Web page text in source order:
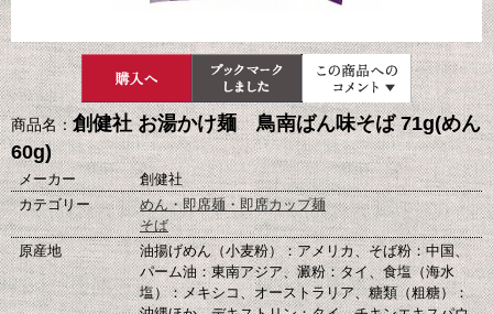
商品名：創健社 お湯かけ麺 鳥南ばん味そば 71g(めん
60g)
メーカー
創健社
カテゴリー
めん・即席麺・即席カップ麺
そば
原産地
油揚げめん（小麦粉）：アメリカ、そば粉：中国、
パーム油：東南アジア、澱粉：タイ、食塩（海水
塩）：メキシコ、オーストラリア、糖類（粗糖）：